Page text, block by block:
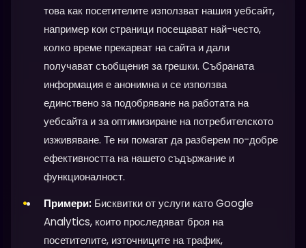
това как посетителите използват нашия уебсайт,
например кои страници посещават най-често,
колко време прекарват на сайта и дали
получават съобщения за грешки. Събраната
информация е анонимна и се използва
единствено за подобряване на работата на
уебсайта и за оптимизиране на потребителското
изживяване. Те ни помагат да разберем по-добре
ефективността на нашето съдържание и
функционалност.
Примери: Бисквитки от услуги като Google
Analytics, които проследяват броя на
посетителите, източниците на трафик,